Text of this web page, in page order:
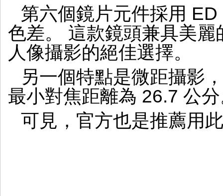
第六個鏡片元件採用
色差。 這款鏡頭兼具美
人像攝影的絕佳選擇。
另一個特點是微距攝影
最小對焦距離為 26.7 公
可見，官方也是推薦用